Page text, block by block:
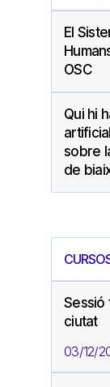
El
OSC
Qui hi
sobre
de
Sessió
ciutat
03/12/